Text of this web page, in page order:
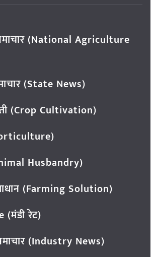
समाचार (National Agriculture
(State News)
(Crop Cultivation)
Husbandry)
(Farming Solution)
(मंडी रेट)
(Industry News)